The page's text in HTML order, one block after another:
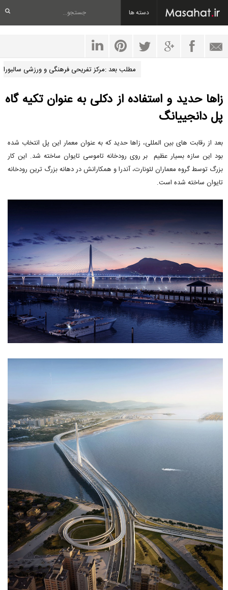
دسته ها
مطلب بعد :مرکز تفریحی فرهنگی و ورزشی سالبورا
زاها حدید و استفاده از دکلی به عنوان تکیه گاه
پل دانجییانگ
بعد از رقابت های بین المللی، زاها حدید که به عنوان معمار این پل انتخاب شده
بود این سازه بسیار عظیم بر روی رودخانه تاموسی تایوان ساخته شد. این کار
بزرگ توسط گروه معماران لئونارت، آندرا و همکارانش در دهانه بزرگ ترین رودخانه
تایوان ساخته شده است.